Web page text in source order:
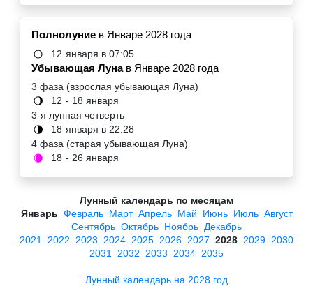
Полнолуние в Январе 2028 года
🌕 12 января в 07:05
Убывающая Луна в Январе 2028 года
3 фаза (взрослая убывающая Луна)
🌖 12 - 18 января
3-я лунная четверть
🌗 18 января в 22:28
4 фаза (старая убывающая Луна)
🌘 18 - 26 января
Лунный календарь по месяцам
Январь Февраль Март Апрель Май Июнь Июль Август
Сентябрь Октябрь Ноябрь Декабрь
2021
2022 2023 2024 2025 2026 2027 2028 2029 2030
2031
2032 2033 2034 2035
Лунный календарь на 2028 год